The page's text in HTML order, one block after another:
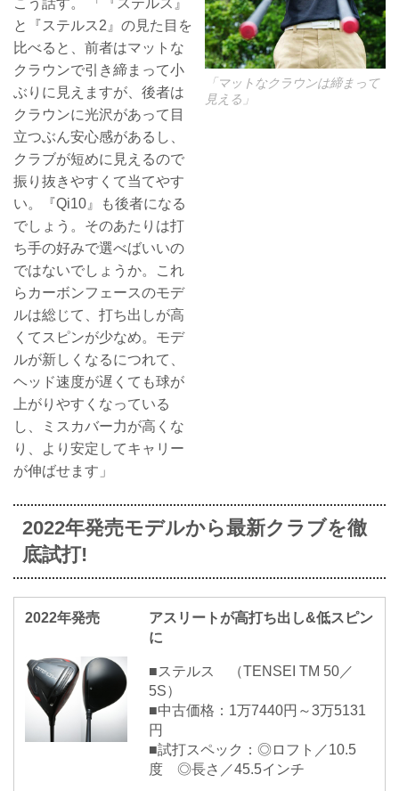
「マットなクラウンは締まって
見える」
こう話す。 「『ステルス』
と『ステルス2』の見た目を
比べると、前者はマットな
クラウンで引き締まって小
ぶりに見えますが、後者は
クラウンに光沢があって目
立つぶん安心感があるし、
クラブが短めに見えるので
振り抜きやすくて当てやす
い。『Qi10』も後者になる
でしょう。そのあたりは打
ち手の好みで選べばいいの
ではないでしょうか。これ
らカーボンフェースのモデ
ルは総じて、打ち出しが高
くてスピンが少なめ。モデ
ルが新しくなるにつれて、
ヘッド速度が遅くても球が
上がりやすくなっている
し、ミスカバー力が高くな
り、より安定してキャリー
が伸ばせます」
2022年発売モデルから最新クラブを徹
底試打!
2022年発売
アスリートが高打ち出し&低スピン
に
■ステルス （TENSEI TM 50／
5S）
■中古価格：1万7440円～3万5131
円
■試打スペック：◎ロフト／10.5
度 ◎長さ／45.5インチ